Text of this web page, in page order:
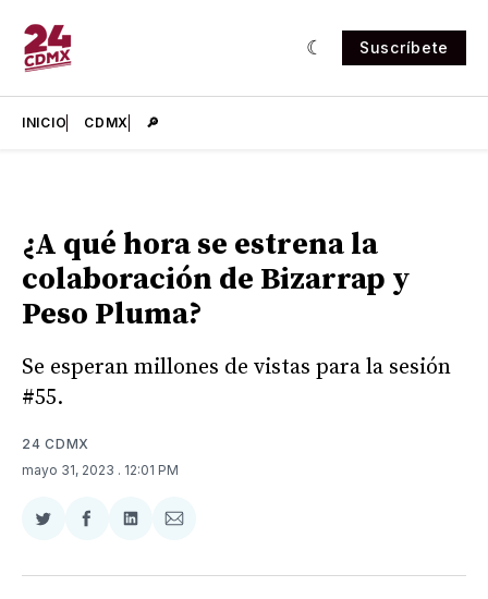
Suscríbete
INICIO CDMX 🔎
¿A qué hora se estrena la
colaboración de Bizarrap y
Peso Pluma?
Se esperan millones de vistas para la sesión
#55.
24 CDMX
mayo 31, 2023 . 12:01 PM
Compartir
Twitter
Compartir
Facebook
Compartir
LinkedIn
Compartir
Email